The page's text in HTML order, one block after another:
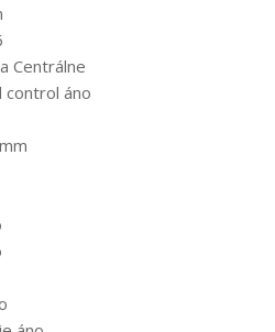
Centrálne
control áno